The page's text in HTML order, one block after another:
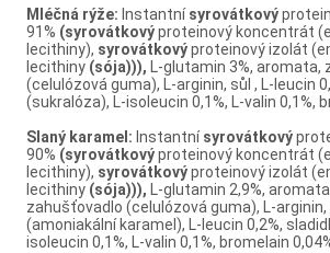
Mléčná rýže: Instantnísyrovátkovýprotein
91% (syrovátkovýproteinový koncentrát
lecithiny), syrovátkovýproteinový izolát
lecithiny (sója))), L-glutamin 3%, aromata,
(celulózová guma), L-arginin, sůl , L-leucin
(sukralóza), L-isoleucin 0,1%, L-valin 0,1%,
Slaný karamel: Instantnísyrovátkový
90% (syrovátkovýproteinový koncentrát
lecithiny), syrovátkovýproteinový izolát
lecithiny (sója))), L-glutamin 2,9%,
zahušťovadlo (celulózová guma), L-arginin,
(amoniakální karamel), L-leucin 0,2%,
isoleucin 0,1%, L-valin 0,1%, bromelain